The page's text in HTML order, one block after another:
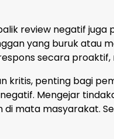
review negatif
yang buruk atau
secara
kritis, penting bagi
Mengejar
mata masyarakat.